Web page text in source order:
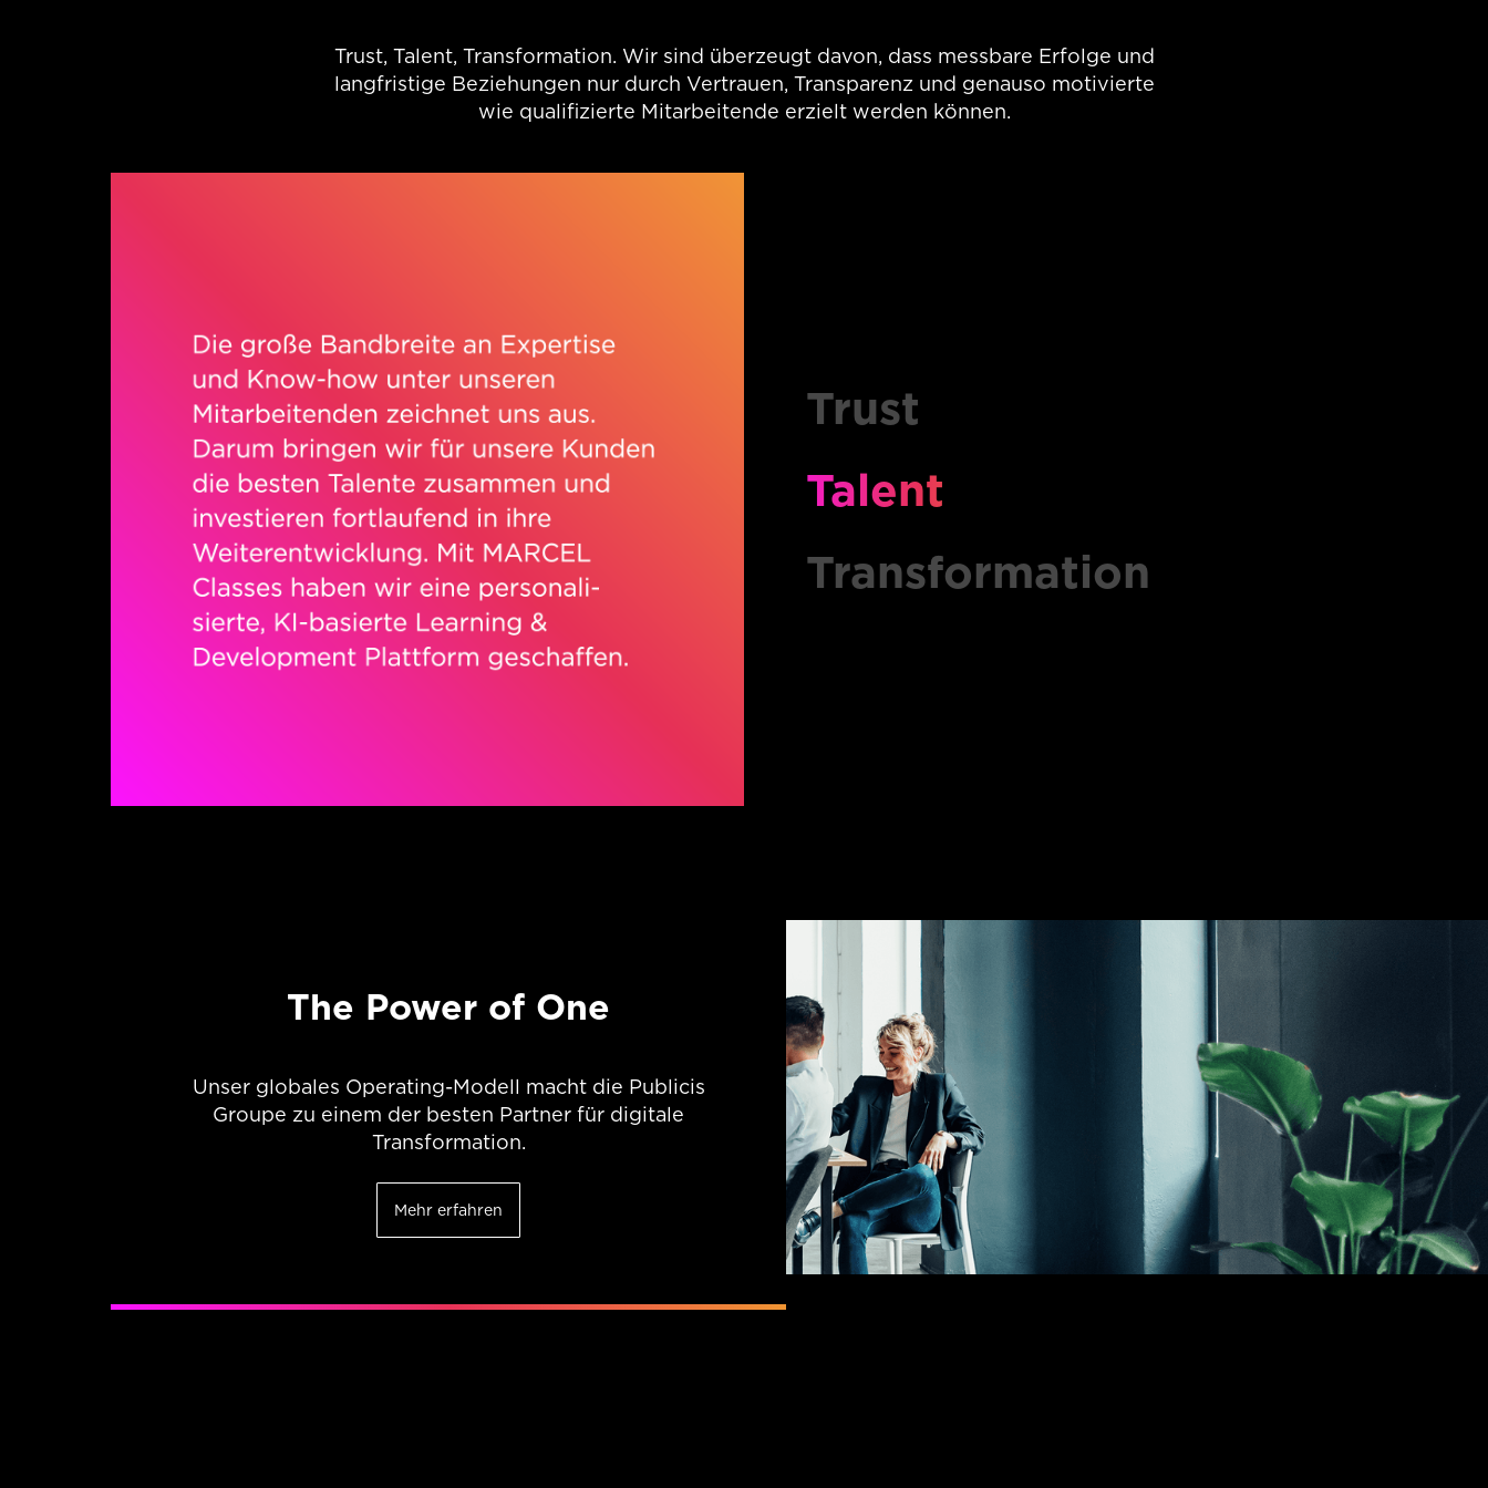
Trust, Talent, Transformation. Wir sind überzeugt davon, dass messbare Erfolge und
langfristige Beziehungen nur durch Vertrauen, Transparenz und genauso motivierte
wie qualifizierte Mitarbeitende erzielt werden können.
Trust
Talent
Transformation
The Power of One
Unser globales Operating-Modell macht die Publicis
Groupe zu einem der besten Partner für digitale
Transformation.
Mehr erfahren